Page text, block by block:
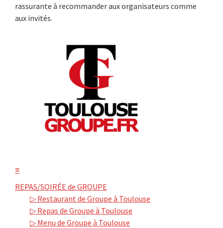
rassurante à recommander aux organisateurs comme
aux invités.
≡
REPAS/SOIRÉE de GROUPE
▷ Restaurant de Groupe à Toulouse
▷ Repas de Groupe à Toulouse
▷ Menu de Groupe à Toulouse